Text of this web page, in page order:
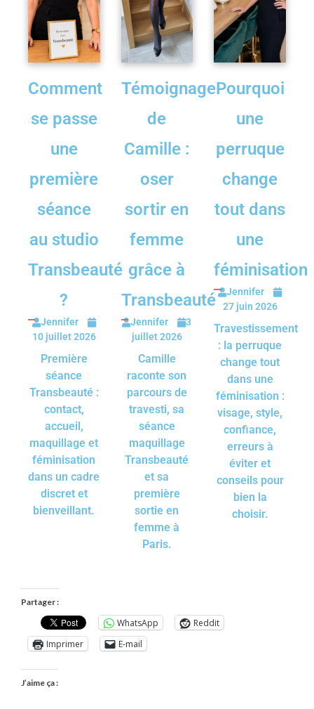
Comment
se passe
une
première
séance
au studio
Transbeauté
?
Jennifer
10 juillet 2026
Première
séance
Transbeauté :
contact,
accueil,
maquillage et
féminisation
dans un cadre
discret et
bienveillant.
Témoignage
de
Camille :
oser
sortir en
femme
grâce à
Transbeauté
Jennifer
3
juillet 2026
Camille
raconte son
parcours de
travesti, sa
séance
maquillage
Transbeauté
et sa
première
sortie en
femme à
Paris.
Pourquoi
une
perruque
change
tout dans
une
féminisation
Jennifer
27 juin 2026
Travestissement
: la perruque
change tout
dans une
féminisation :
visage, style,
confiance,
erreurs à
éviter et
conseils pour
bien la
choisir.
Partager :
WhatsApp
Reddit
Imprimer
E-mail
J’aime ça :